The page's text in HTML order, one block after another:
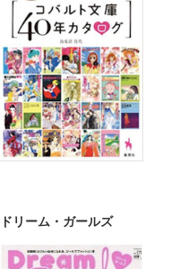
ドリーム・ガールズ